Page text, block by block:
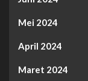
Mei 2024
April 2024
Maret 2024